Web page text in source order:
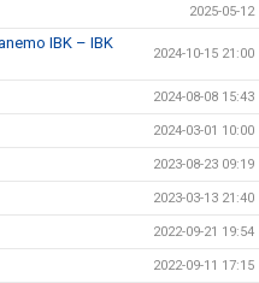
2025-05-12
IBK – IBK
2024-10-15 21:00
2024-08-08 15:43
2024-03-01 10:00
2023-08-23 09:19
2023-03-13 21:40
2022-09-21 19:54
2022-09-11 17:15